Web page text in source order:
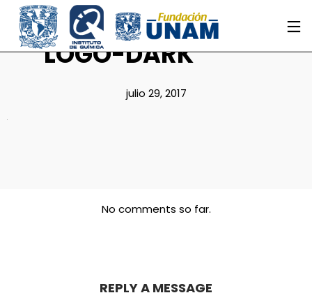
LOGO-DARK
julio 29, 2017
No comments so far.
REPLY A MESSAGE